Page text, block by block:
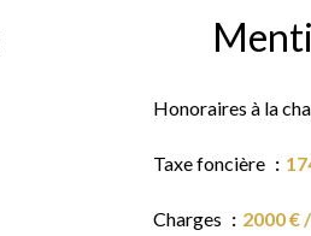
Honoraires à la
Taxe foncière
Charges 2000 €